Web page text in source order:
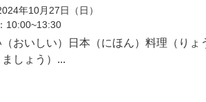
年10月27日（日）
10:00~13:30
おいしい）日本（にほん）料理（り
ましょう）...